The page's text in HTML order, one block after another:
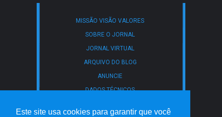
Este site usa cookies para garantir que você
MISSÃO VISÃO VALORES
SOBRE O JORNAL
JORNAL VIRTUAL
ARQUIVO DO BLOG
ANUNCIE
DADOS TÉCNICOS